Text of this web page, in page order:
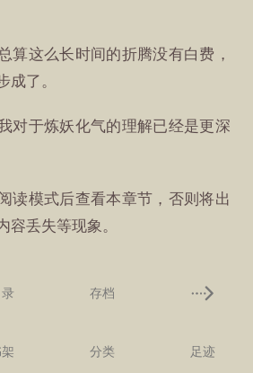
算这么长时间的折腾没有白费，
成了。
对于炼妖化气的理解已经是更深
读模式后查看本章节，否则将出
容丢失等现象。
存档
分类 足迹